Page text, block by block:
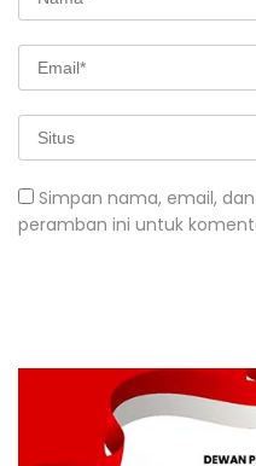
Simpan nama, email,
peramban ini untuk